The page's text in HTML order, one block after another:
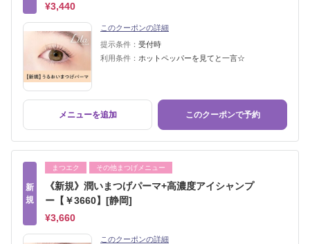
¥3,440
このクーポンの詳細
提示条件： 受付時
利用条件： ホットペッパーを見てと一言☆
メニューを追加 このクーポンで予約
新
規
まつエク その他まつげメニュー
《新規》潤いまつげパーマ+高濃度アイシャンプ
ー【￥3660】[静岡]
¥3,660
このクーポンの詳細